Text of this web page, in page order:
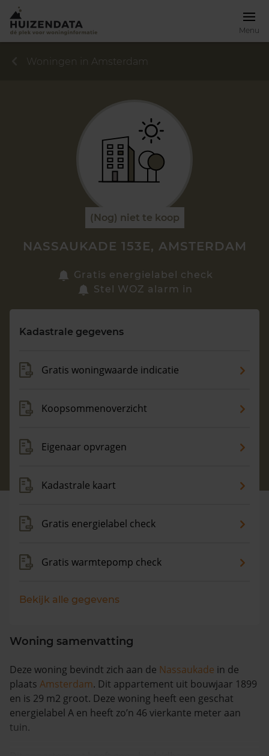
Menu
Zoek een woning
Maandag t/m vrijdag - 08:00 -18:00
Woningen in Amsterdam
(Nog) niet te koop
NASSAUKADE 153E, AMSTERDAM
Gratis energielabel check
Stel WOZ alarm in
Kadastrale gegevens
Gratis woningwaarde indicatie
Koopsommenoverzicht
Eigenaar opvragen
Kadastrale kaart
Gratis energielabel check
Gratis warmtepomp check
Bekijk alle gegevens
Woning samenvatting
Deze woning bevindt zich aan de Nassaukade in de
plaats Amsterdam. Dit appartement uit bouwjaar 1899
en is 29 m2 groot. Deze woning heeft een geschat
energielabel A en heeft zo’n 46 vierkante meter aan
tuin.